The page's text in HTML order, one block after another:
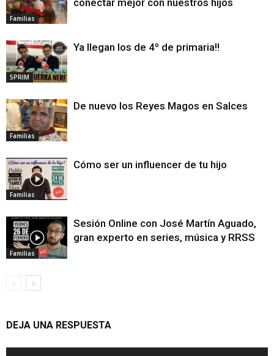
Familias
conectar mejor con nuestros hijos
5PRIM
Ya llegan los de 4º de primaria!!
Familias
De nuevo los Reyes Magos en Salces
Familias
Cómo ser un influencer de tu hijo
Familias
Sesión Online con José Martín Aguado,
gran experto en series, música y RRSS
DEJA UNA RESPUESTA